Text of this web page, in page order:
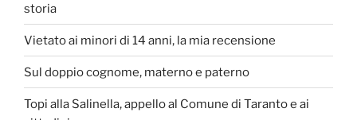
storia
Vietato ai minori di 14 anni, la mia recensione
Sul doppio cognome, materno e paterno
Topi alla Salinella, appello al Comune di Taranto e ai